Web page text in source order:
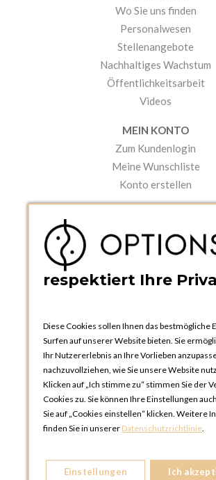
Wo Sie uns finden
Personalwesen
Stellenangebote
Nachhaltiges Wachstum
Öffentlichkeitsarbeit
Videos
MEIN KONTO
Zum Kundenlogin
Meine Wunschliste
Konto erstellen
Kataloge und
Bedienungsanleitungen
OPTIONS ZÜRICH
Steinackerstrasse 55,
8302 Kloten
SCHWEIZ
OPTIONS GENF
respektiert Ihre
Diese Cookies sollen Ihnen das bestmögliche
Surfen auf unserer Website bieten. Sie
Ihr Nutzererlebnis an Ihre Vorlieben
nachzuvollziehen, wie Sie unsere Website
Klicken auf „Ich stimme zu“ stimmen Sie der
Cookies zu. Sie können Ihre Einstellungen
Sie auf „Cookies einstellen“ klicken. Weitere
finden Sie in unserer Datenschutzrichtlinie.
Einstellungen Ich